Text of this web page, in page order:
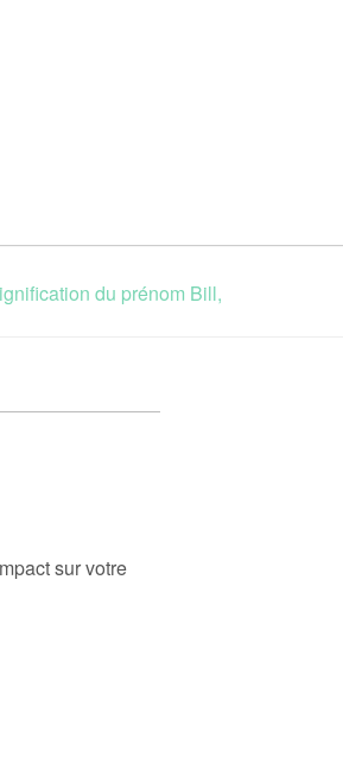
du prénom Bill,
sur votre